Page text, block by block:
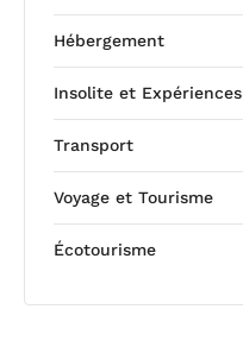
Hébergement
Insolite et Expériences
Transport
Voyage et Tourisme
Écotourisme